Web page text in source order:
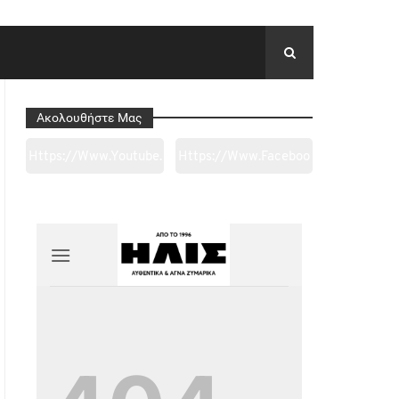
Ακολουθήστε Μας
2ge3sheyTkgpAkeBan
Ref=pages_you_mana